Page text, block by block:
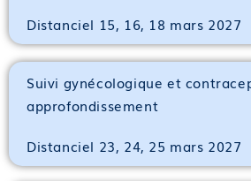
Distanciel 15, 16, 18 mars 2027
Suivi gynécologique et
approfondissement
Distanciel 23, 24, 25 mars 2027